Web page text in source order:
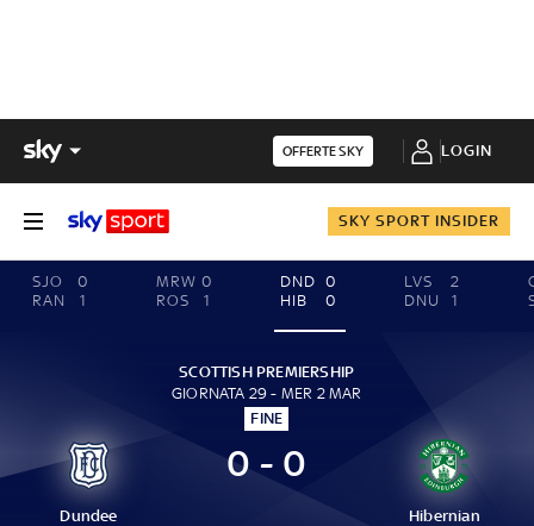
OFFERTE SKY LOGIN
SKY SPORT INSIDER
SJO
0
RAN
1
MRW 0
ROS
1
DND 0
HIB
0
LVS
2
DNU
1
SCOTTISH PREMIERSHIP
GIORNATA 29 - MER 2 MAR
FINE
Dundee
0 - 0
Hibernian